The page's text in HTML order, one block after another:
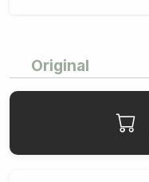
Original